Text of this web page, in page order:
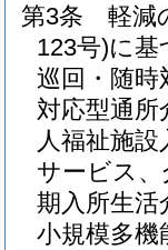
第3条
軽減
123号)に基
巡回・随時
対応型通所
人福祉施
サービス
期入所生活
小規模多機